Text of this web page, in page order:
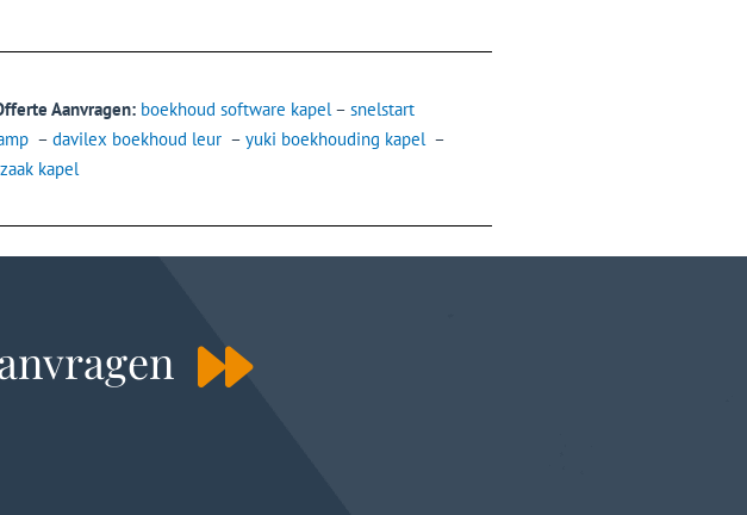
Aanvragen: boekhoud software kapel – snelstart
– davilex boekhoud leur – yuki boekhouding kapel –
kapel